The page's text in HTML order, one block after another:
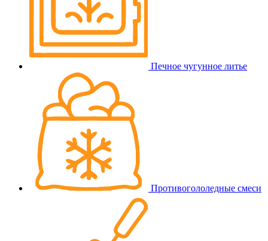
Печное чугунное литье
Противогололедные смеси